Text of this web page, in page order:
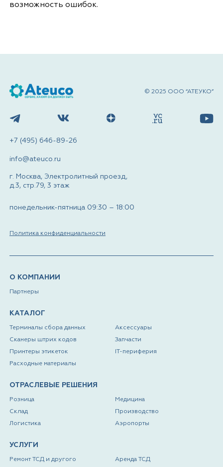
возможность ошибок.
© 2025 ООО “АТЕУКО”
О КОМПАНИИ
Партнеры
КАТАЛОГ
Терминалы сбора данных
Сканеры штрих кодов
Принтеры этикеток
Расходные материалы
Аксессуары
Запчасти
IT-периферия
ОТРАСЛЕВЫЕ РЕШЕНИЯ
Розница
Склад
Логистика
Медицина
Производство
Аэропорты
УСЛУГИ
Ремонт ТСД и другого Аренда ТСД
+7 (495) 646-89-26
info@ateuco.ru
г. Москва, Электролитный проезд,
д.3, стр.79, 3 этаж
понедельник-пятница 09:30 – 18:00
Политика конфиденциальности